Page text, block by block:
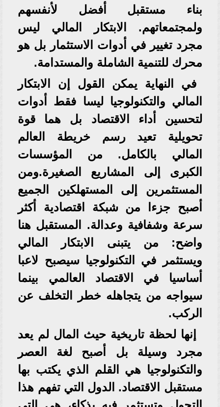
بناء مستقبل أفضل لأنفسهم
ولمجتمعاتهم. الابتكار المالي ليس
مجرد تغيير في أدوات الاستثمار بل هو
محرك للتنمية الشاملة والمستدامة.
في النهاية يمكن القول إن الابتكار
المالي والتكنولوجيا ليسا فقط أدوات
لتحسين أداء الاقتصاد بل هما قوة
تحويلية تعيد رسم خريطة العالم
المالي بالكامل. من المؤسسات
الكبرى إلى المشاريع الصغيرة.ومن
المستثمرين إلى المستهلكين الجميع
أصبح جزءا من شبكة اقتصادية أكثر
سرعة وشفافية وعدالة. المستقبل هنا
واضح: من يتبنى الابتكار المالي
ويستثمر في التكنولوجيا سيصبح لاعبا
أساسيا في الاقتصاد العالمي بينما
سيواجه من يتجاهله خطر التخلف عن
الركب.
إنها لحظة تاريخية حيث المال لم يعد
مجرد وسيلة بل أصبح لغة العصر
والتكنولوجيا هي القلم الذي يكتب بها
مستقبل الاقتصاد. الدول التي تفهم هذا